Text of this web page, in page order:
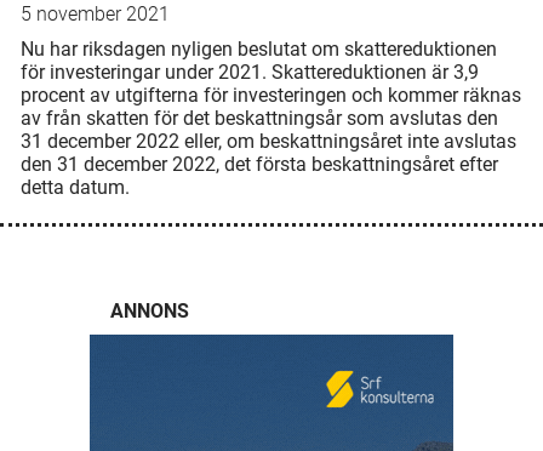
5 november 2021
Nu har riksdagen nyligen beslutat om skattereduktionen
för investeringar under 2021. Skattereduktionen är 3,9
procent av utgifterna för investeringen och kommer räknas
av från skatten för det beskattningsår som avslutas den
31 december 2022 eller, om beskattningsåret inte avslutas
den 31 december 2022, det första beskattningsåret efter
detta datum.
ANNONS